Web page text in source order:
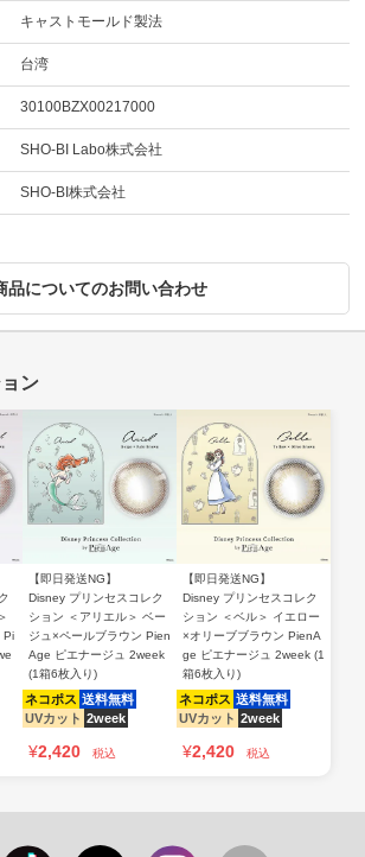
キャストモールド製法
台湾
30100BZX00217000
SHO-BI Labo株式会社
SHO-BI株式会社
品についてのお問い合わせ
Pi
【即日発送NG】
Disney プリンセスコレク
ション ＜アリエル＞ ベー
ジュ×ペールブラウン Pien
Age ピエナージュ 2week
(1箱6枚入り)
ネコポス 送料無料
UVカット 2week
¥2,420 税込
【即日発送NG】
Disney プリンセスコレク
ション ＜ベル＞ イエロー
×オリーブブラウン PienA
ge ピエナージュ 2week (1
箱6枚入り)
ネコポス 送料無料
UVカット 2week
¥2,420 税込